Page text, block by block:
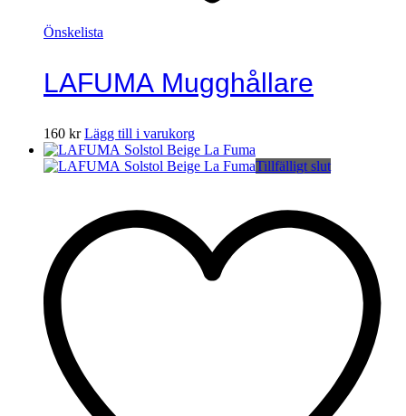
Önskelista
LAFUMA Mugghållare
160 kr Lägg till i varukorg
Tillfälligt slut